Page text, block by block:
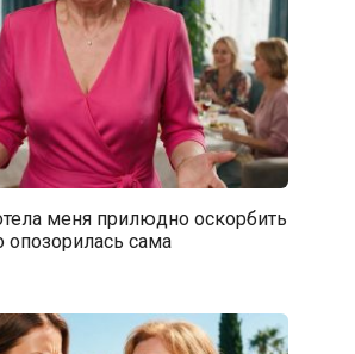
меня прилюдно оскорбить
опозорилась сама